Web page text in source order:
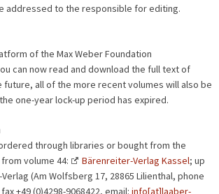
addressed to the responsible for editing.
of the Max Weber Foundation
can now read and download the full text of
future, all of the more recent volumes will also be
one-year lock-up period has expired.
through libraries or bought from the
volume 44:
Bärenreiter-Verlag Kassel; up
(Am Wolfsberg 17, 28865 Lilienthal, phone
+49 (0)4298-9068422, email: info[at]laaber-